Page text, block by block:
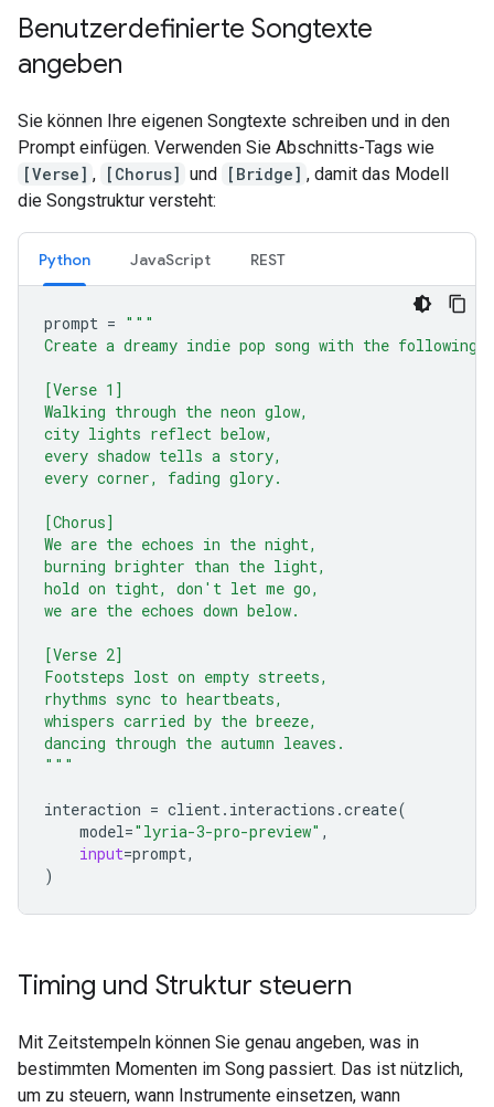
Benutzerdefinierte Songtexte
angeben
Sie können Ihre eigenen Songtexte schreiben und in den
Prompt einfügen. Verwenden Sie Abschnitts-Tags wie
[Verse] , [Chorus] und [Bridge] , damit das Modell
die Songstruktur versteht:
Python JavaScript REST
prompt = """
Create a dreamy indie pop song with the
[Verse 1]
Walking through the neon glow,
city lights reflect below,
every shadow tells a story,
every corner, fading glory.
[Chorus]
We are the echoes in the night,
burning brighter than the light,
hold on tight, don't let me go,
we are the echoes down below.
[Verse 2]
Footsteps lost on empty streets,
rhythms sync to heartbeats,
whispers carried by the breeze,
dancing through the autumn leaves.
"""
interaction = client. interactions .create(
model="lyria-3-pro-preview" ,
input=prompt,
)
Timing und Struktur steuern
Mit Zeitstempeln können Sie genau angeben, was in
bestimmten Momenten im Song passiert. Das ist nützlich,
um zu steuern, wann Instrumente einsetzen, wann